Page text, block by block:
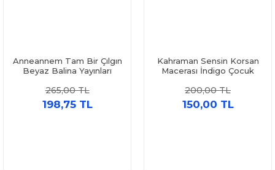
Anneannem Tam Bir Çılgın
Beyaz Balina Yayınları
265,00 TL
198,75 TL
Kahraman Sensin Korsan
Macerası İndigo Çocuk
200,00 TL
150,00 TL